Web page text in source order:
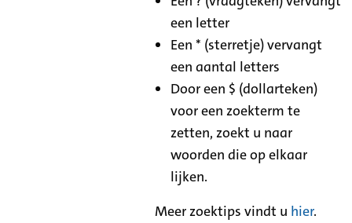
een letter
Een * (sterretje) vervangt
een aantal letters
Door een $ (dollarteken)
voor een zoekterm te
zetten, zoekt u naar
woorden die op elkaar
lijken.
Meer zoektips vindt u hier.